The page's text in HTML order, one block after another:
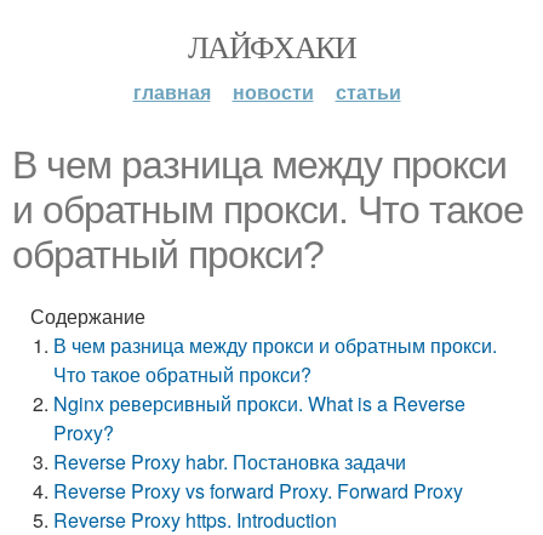
ЛАЙФХАКИ
главная новости статьи
В чем разница между прокси
и обратным прокси. Что такое
обратный прокси?
Содержание
В чем разница между прокси и обратным прокси.
Что такое обратный прокси?
Nginx реверсивный прокси. What is a Reverse
Proxy?
Reverse Proxy habr. Постановка задачи
Reverse Proxy vs forward Proxy. Forward Proxy
Reverse Proxy https. Introduction